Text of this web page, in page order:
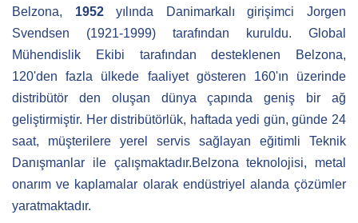
Belzona, 1952yılında Danimarkalı girişimci Jorgen
Svendsen (1921-1999) tarafından kuruldu. Global
Mühendislik Ekibi tarafından desteklenen Belzona,
120'den fazla ülkede faaliyet gösteren 160'ın üzerinde
distribütör den oluşan dünya çapında geniş bir ağ
geliştirmiştir. Her distribütörlük, haftada yedi gün, günde 24
saat, müşterilere yerel servis sağlayan eğitimli Teknik
Danışmanlar ile çalışmaktadır.Belzona teknolojisi, metal
onarım ve kaplamalar olarak endüstriyel alanda çözümler
yaratmaktadır.